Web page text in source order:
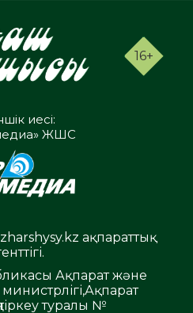
16+
иесі:
ЖШС
ақпараттық
Ақпарат және
тіркеу туралы №